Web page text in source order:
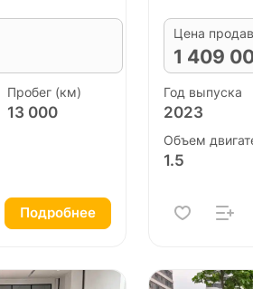
Пробег (км)
13 000
Подробнее
Цена
1 409
Год выпуска
2023
Объем
1.5